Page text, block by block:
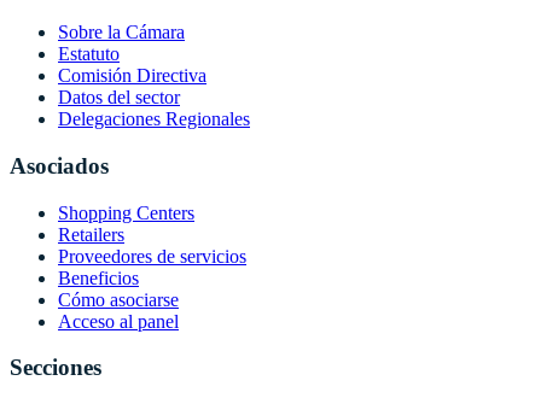
Sobre la Cámara
Estatuto
Comisión Directiva
Datos del sector
Delegaciones Regionales
Asociados
Shopping Centers
Retailers
Proveedores de servicios
Beneficios
Cómo asociarse
Acceso al panel
Secciones